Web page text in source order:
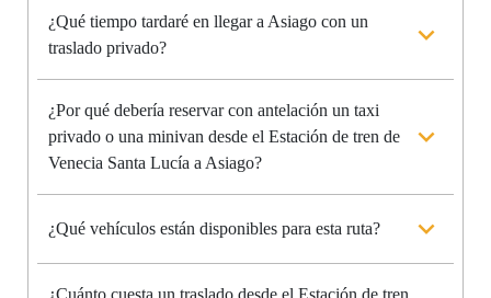
¿Qué tiempo tardaré en llegar a Asiago con un
traslado privado?
¿Por qué debería reservar con antelación un taxi
privado o una minivan desde el Estación de tren de
Venecia Santa Lucía a Asiago?
¿Qué vehículos están disponibles para esta ruta?
¿Cuánto cuesta un traslado desde el Estación de tren